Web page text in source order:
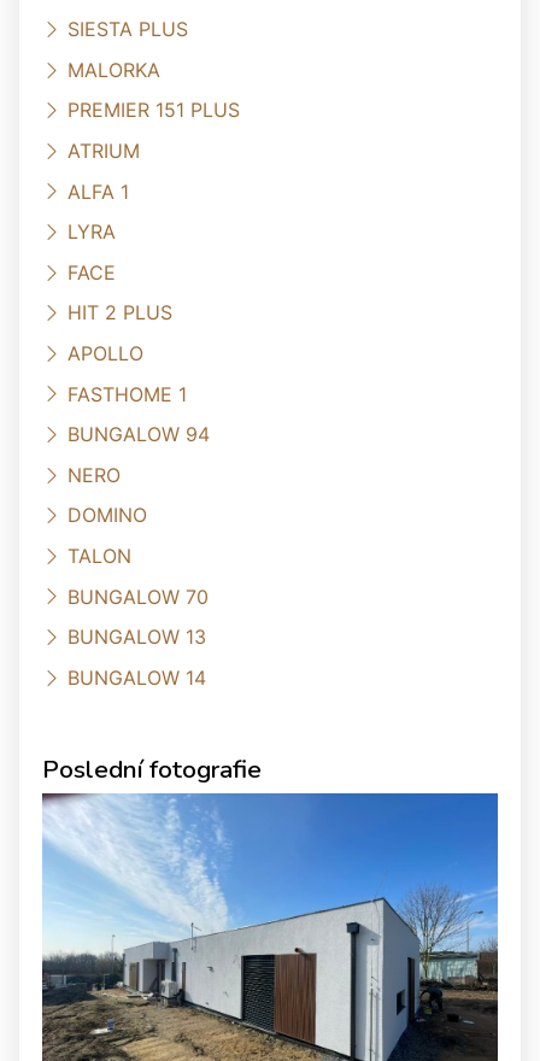
SIESTA PLUS
MALORKA
PREMIER 151 PLUS
ATRIUM
ALFA 1
LYRA
FACE
HIT 2 PLUS
APOLLO
FASTHOME 1
BUNGALOW 94
NERO
DOMINO
TALON
BUNGALOW 70
BUNGALOW 13
BUNGALOW 14
Poslední fotografie